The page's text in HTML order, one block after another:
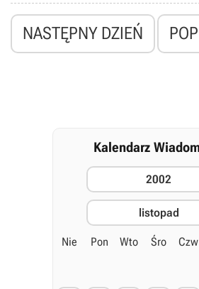
7200, 7500, 8500, 9000, 9500 oraz 9700.
NASTĘPNY DZIEŃ
Kalendarz
2002
listopad
Nie Pon Wto Śro Czw